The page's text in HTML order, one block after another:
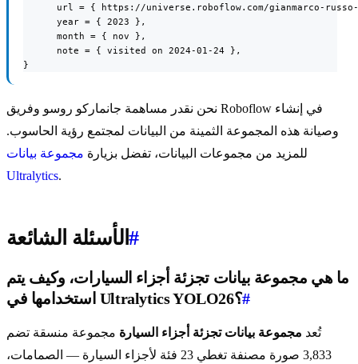
url = { https://universe.roboflow.com/gianmarco-
      year = { 2023 },
      month = { nov },
      note = { visited on 2024-01-24 },
}
نحن نقدر مساهمة جانماركو روسو وفريق Roboflow في إنشاء
وصيانة هذه المجموعة الثمينة من البيانات لمجتمع رؤية الحاسوب.
للمزيد من مجموعات البيانات، تفضل بزيارة مجموعة بيانات
Ultralytics.
الأسئلة الشائعة#
ما هي مجموعة بيانات تجزئة أجزاء السيارات، وكيف يتم
استخدامها في Ultralytics YOLO26؟#
تُعد مجموعة بيانات تجزئة أجزاء السيارة مجموعة منسقة تضم
3,833 صورة مصنفة تغطي 23 فئة لأجزاء السيارة — الصمامات،